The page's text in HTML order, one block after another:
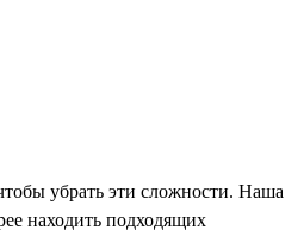
убрать эти сложности. Наша
находить подходящих